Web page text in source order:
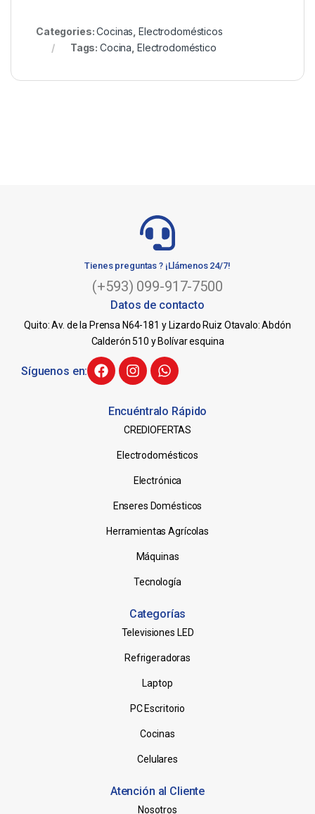
Categories:Cocinas ,Electrodomésticos
Tags:Cocina Electrodoméstico
Tienes preguntas ? ¡Llámenos 24/7!
(+593) 099-917-7500
Datos de contacto
Quito: Av. de la Prensa N64-181 y Lizardo Ruiz Otavalo: Abdón
Calderón 510 y Bolívar esquina
Síguenos en:
Encuéntralo Rápido
CREDIOFERTAS
Electrodomésticos
Electrónica
Enseres Domésticos
Herramientas Agrícolas
Máquinas
Tecnología
Categorías
Televisiones LED
Refrigeradoras
Laptop
PC Escritorio
Cocinas
Celulares
Atención al Cliente
Nosotros